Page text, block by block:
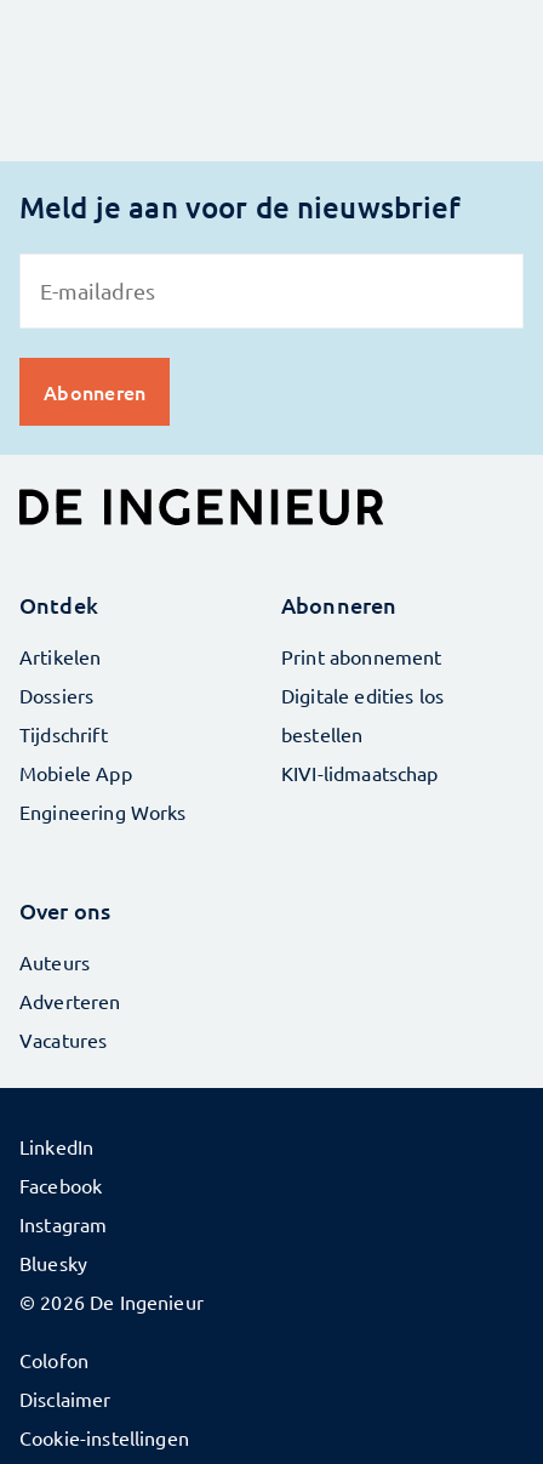
Meld je aan voor de nieuwsbrief
Ontdek
Artikelen
Dossiers
Tijdschrift
Mobiele App
Engineering Works
Abonneren
Print abonnement
Digitale edities los
bestellen
KIVI-lidmaatschap
Over ons
Auteurs
Adverteren
Vacatures
© 2026 De Ingenieur
Colofon
Disclaimer
Cookie-instellingen
LinkedIn
Facebook
Instagram
Bluesky